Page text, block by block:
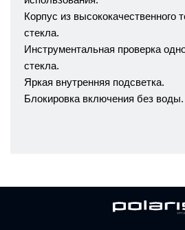
Корпус из высококачественного
стекла.
Инструментальная проверка
стекла.
Яркая внутренняя подсветка.
Блокировка включения без воды.